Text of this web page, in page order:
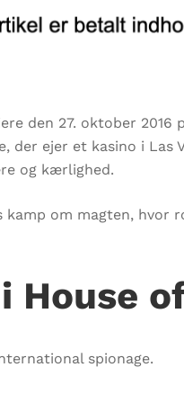
den 27. oktober
ejer et kasino i Las
og kærlighed.
kamp om magten,
spionage.